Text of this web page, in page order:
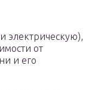
электрическую),
от
и его